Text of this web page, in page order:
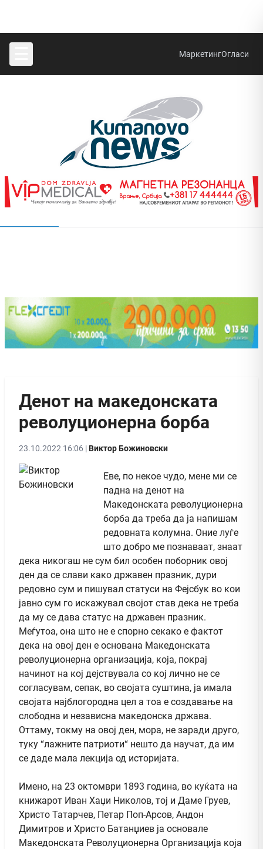
МаркетингОгласи
Денот на македонската
револуционерна борба
23.10.2022 16:06 |Виктор Божиновски
Еве, по некое чудо, мене ми се
падна на денот на
Македонската револуционерна
борба да треба да ја напишам
редовната колумна. Оние луѓе
што добро ме познаваат, знаат
дека никогаш не сум бил особен поборник овој
ден да се слави како државен празник, дури
редовно сум и пишувал статуси на Фејсбук во кои
јавно сум го искажувал својот став дека не треба
да му се дава статус на државен празник.
Меѓутоа, она што не е спорно секако е фактот
дека на овој ден е основана Македонската
револуционерна организација, која, покрај
начинот на кој дејствувала со кој лично не се
согласувам, сепак, во својата суштина, ја имала
својата најблогородна цел а тоа е создавање на
слободна и независна македонска држава.
Оттаму, токму на овој ден, мора, не заради друго,
туку “лажните патриоти“ нешто да научат, да им
се даде мала лекција од историјата.
Имено, на 23 октомври 1893 година, во куќата на
книжарот Иван Хаџи Николов, тој и Даме Груев,
Христо Татарчев, Петар Поп-Арсов, Андон
Димитров и Христо Батанџиев ја основале
Македонската Револуционерна Организација која